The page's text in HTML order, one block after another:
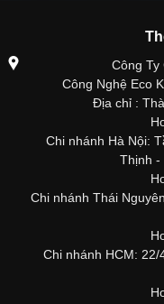
Công Ty
Công Nghệ Eco
Địa chỉ :
Chi nhánh Hà Nội:
Thịnh -
Chi nhánh Thái
Chi nhánh HCM: